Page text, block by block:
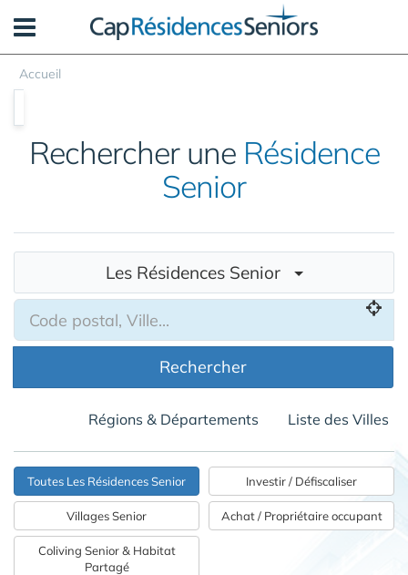
Accueil
Rechercher une Résidence
Senior
Les Résidences Senior
Rechercher
Régions & Départements Liste des Villes
Toutes Les Résidences Senior
Villages Senior
Coliving Senior & Habitat
Partagé
Investir / Défiscaliser
Achat / Propriétaire occupant